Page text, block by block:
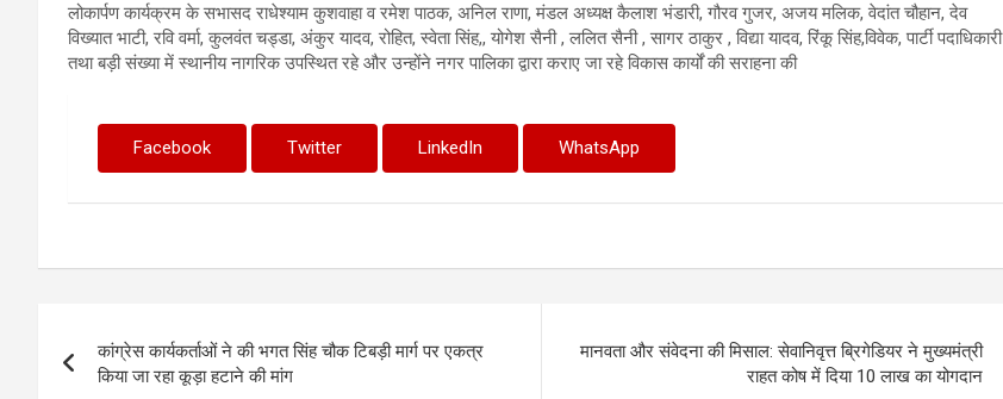
लोकार्पण कार्यक्रम के सभासद राधेश्याम कुशवाहा व रमेश पाठक, अनिल राणा, मंडल अध्यक्ष कैलाश भंडारी, गौरव गुजर, अजय मलिक, वेदांत चौहान, देव
विख्यात भाटी, रवि वर्मा, कुलवंत चड्डा, अंकुर यादव, रोहित, स्वेता सिंह,, योगेश सैनी , ललित सैनी , सागर ठाकुर , विद्या यादव, रिंकू सिंह,विवेक, पार्टी पदाधिकारी
तथा बड़ी संख्या में स्थानीय नागरिक उपस्थित रहे और उन्होंने नगर पालिका द्वारा कराए जा रहे विकास कार्यों की सराहना की
Facebook Twitter LinkedIn WhatsApp
navigation
कांग्रेस कार्यकर्ताओं ने की भगत सिंह चौक टिबड़ी मार्ग पर एकत्र
किया जा रहा कूड़ा हटाने की मांग
मानवता और संवेदना की मिसाल: सेवानिवृत्त ब्रिगेडियर ने मुख्यमंत्री
राहत कोष में दिया 10 लाख का योगदान